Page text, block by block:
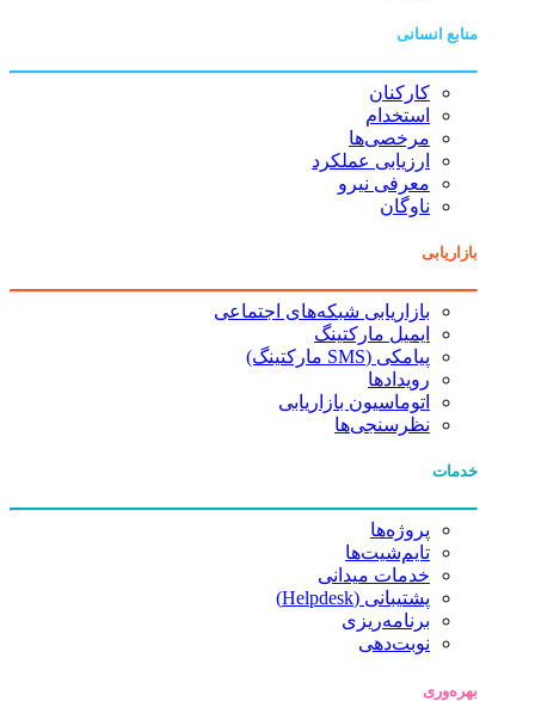
منابع انسانی
کارکنان
استخدام
مرخصی‌ها
ارزیابی عملکرد
معرفی نیرو
ناوگان
بازاریابی
بازاریابی شبکه‌های اجتماعی
ایمیل مارکتینگ
پیامکی (SMS مارکتینگ)
رویدادها
اتوماسیون بازاریابی
نظرسنجی‌ها
خدمات
پروژه‌ها
تایم‌شیت‌ها
خدمات میدانی
پشتیبانی (Helpdesk)
برنامه‌ریزی
نوبت‌دهی
بهره‌وری